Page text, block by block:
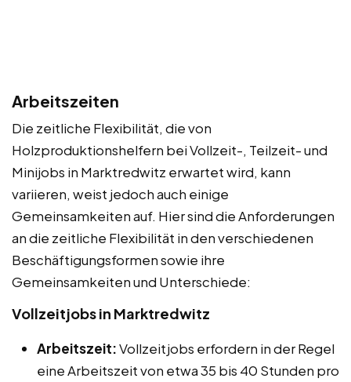
Arbeitszeiten
Die zeitliche Flexibilität, die von
Holzproduktionshelfern bei Vollzeit-, Teilzeit- und
Minijobs in Marktredwitz erwartet wird, kann
variieren, weist jedoch auch einige
Gemeinsamkeiten auf. Hier sind die Anforderungen
an die zeitliche Flexibilität in den verschiedenen
Beschäftigungsformen sowie ihre
Gemeinsamkeiten und Unterschiede:
Vollzeitjobs in Marktredwitz
Arbeitszeit:Vollzeitjobs erfordern in der Regel
eine Arbeitszeit von etwa 35 bis 40 Stunden pro